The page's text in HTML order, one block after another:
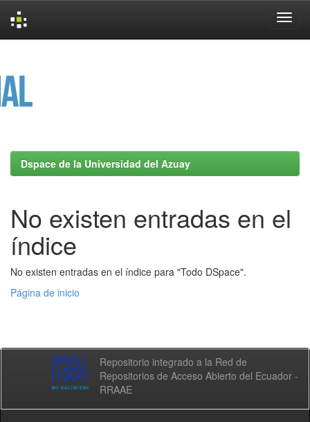
Dspace de la Universidad del Azuay
No existen entradas en el
índice
No existen entradas en el índice para "Todo DSpace".
Página de inicio
Repositorio integrado a la Red de
Repositorios de Acceso Abierto del Ecuador -
RRAAE